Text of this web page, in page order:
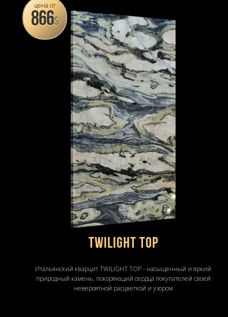
цена от
866$
Twilight Top
Итальянский кварцит TWILIGHT TOP - насыщенный и яркий
природный камень, покоряющий сердца покупателей своей
невероятной расцветкой и узором